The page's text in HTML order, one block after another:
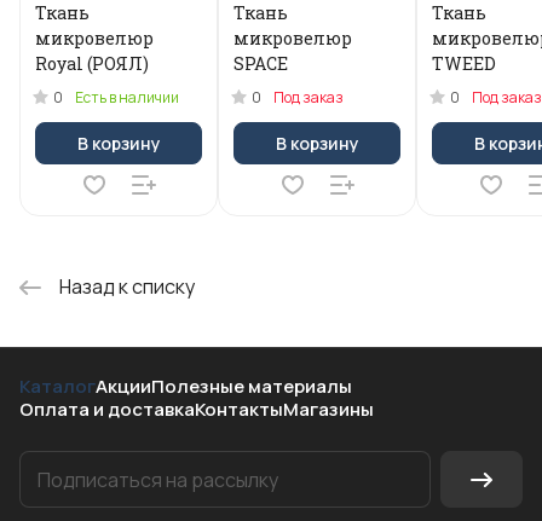
Ткань
микровелюр
Royal (РОЯЛ)
0 Есть в наличии
В корзину
Ткань
микровелюр
SPACE
0 Под заказ
В корзину
Ткань
TWEED
0 Под заказ
В
Назад к списку
КаталогАкцииПолезные материалы
Оплата и доставкаКонтактыМагазины